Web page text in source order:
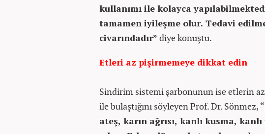
kullanımı ile kolayca
tamamen iyileşme olur. Tedavi
civarındadır” diye konuştu.
Etleri az pişirmemeye dikkat edin
Sindirim sistemi şarbonunun ise etlerin
ile bulaştığını söyleyen Prof. Dr. Sönmez,
ateş, karın ağrısı, kanlı kusma,